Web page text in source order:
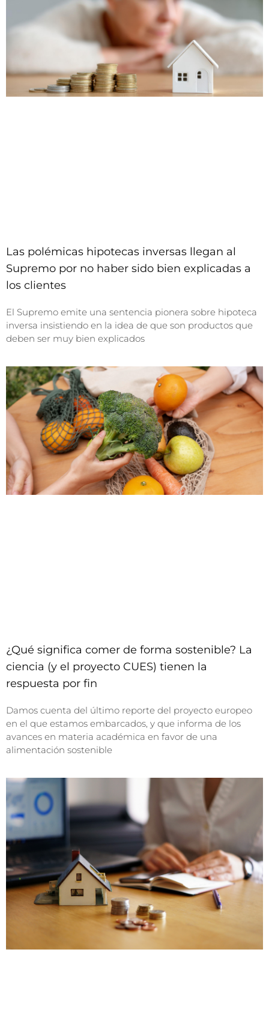
Las polémicas hipotecas inversas llegan al
Supremo por no haber sido bien explicadas a
los clientes
El Supremo emite una sentencia pionera sobre hipoteca
inversa insistiendo en la idea de que son productos que
deben ser muy bien explicados
¿Qué significa comer de forma sostenible? La
ciencia (y el proyecto CUES) tienen la
respuesta por fin
Damos cuenta del último reporte del proyecto europeo
en el que estamos embarcados, y que informa de los
avances en materia académica en favor de una
alimentación sostenible